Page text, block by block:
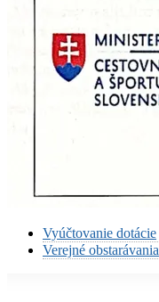
Vyúčtovanie dotácie
Verejné obstarávania